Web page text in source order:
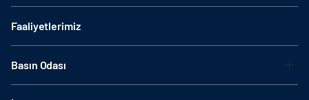
Faaliyetlerimiz
Basın Odası